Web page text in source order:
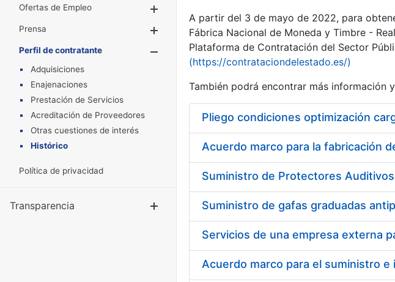
Ofertas de Empleo
Prensa
Mostrar/Ocultar
Perfil de contratante
Mostrar/Ocultar
Adquisiciones
Enajenaciones
Prestación de Servicios
Acreditación de Proveedores
Otras cuestiones de interés
Histórico
Política de privacidad
Transparencia Mostrar/Ocultar
A partir del 3 de mayo de 2022, para
Fábrica Nacional de Moneda y Timbre -
Plataforma de Contratación del Sector
(https://contrataciondelestado.es/)
También podrá encontrar más información
Pliego condiciones optimización
Acuerdo marco para la fabricación
Acuerdo marco para el suministro